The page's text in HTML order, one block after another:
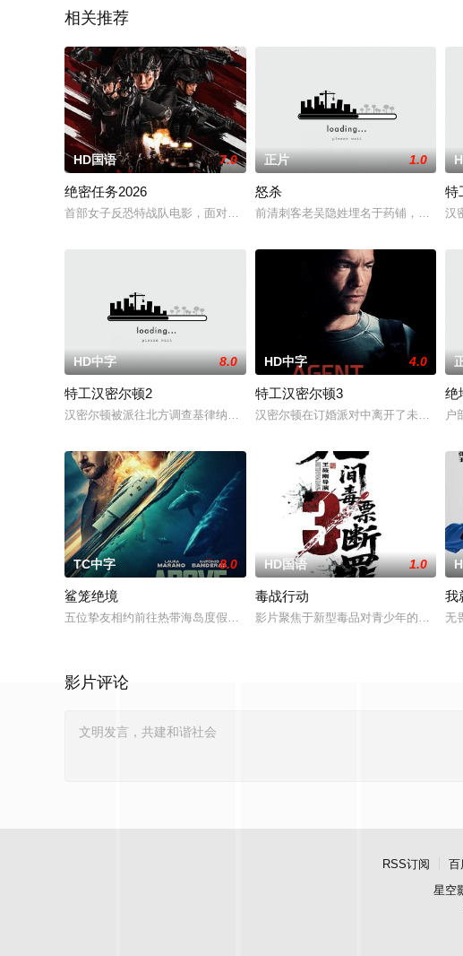
相关推荐
HD国语 7.0
绝密任务2026
首部女子反恐特战队电影，面对恐怖主义恶势力，“最飒女子反恐特战队”临
正片 1.0
怒杀
前清刺客老吴隐姓埋名于药铺，却为守
特
汉
HD中字 8.0
特工汉密尔顿2
汉密尔顿被派往北方调查基律纳太空项目的间谍行为，同时发现有人从瑞典
HD中字 4.0
特工汉密尔顿3
汉密尔顿在订婚派对中离开了未婚妻，
绝
户
TC中字 8.0
鲨笼绝境
五位挚友相约前往热带海岛度假，计划在碧蓝海域中体验刺激的鲨鱼笼潜水
HD国语 1.0
毒战行动
影片聚焦于新型毒品对青少年的危害，
我
无
影片评论
RSS订阅 百
星空